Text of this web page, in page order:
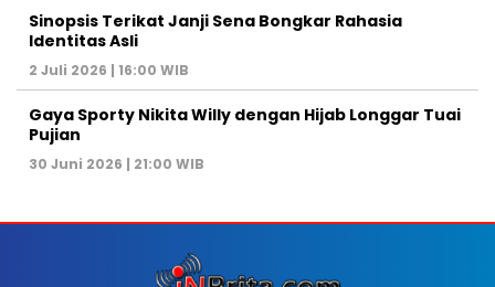
Sinopsis Terikat Janji Sena Bongkar Rahasia
Identitas Asli
2 Juli 2026 | 16:00 WIB
Gaya Sporty Nikita Willy dengan Hijab Longgar Tuai
Pujian
30 Juni 2026 | 21:00 WIB